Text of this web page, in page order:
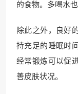
的食物。多喝水
除此之外，良好
持充足的睡眠时
经常锻炼可以促
善皮肤状况。